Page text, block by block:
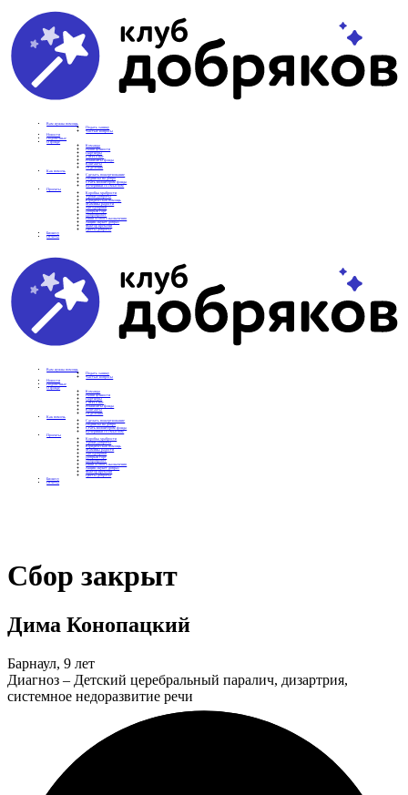
Вам нужна помощь
Подать заявку
Частые вопросы
Новости
Подопечные
О фонде
Команда
Наши ценности
Партнеры
СМИ о нас
Реквизиты фонда
Контакты
Отделения
Как помочь
Сделать пожертвование
Подписка на добро
Стать волонтером фонда
Вечеринки со смыслом
Проекты
Коробка храбрости
Уроки Доброты
Юридическая помощь
Мамины радости
Автодобряки
Добрый торт
Добропробег
Няни особого назначения
Акция «Букет добра»
Фактор времени
Цветы доброты
Бизнесу
Отчеты
Вам нужна помощь
Подать заявку
Частые вопросы
Новости
Подопечные
О фонде
Команда
Наши ценности
Партнеры
СМИ о нас
Реквизиты фонда
Контакты
Отделения
Как помочь
Сделать пожертвование
Подписка на добро
Стать волонтером фонда
Вечеринки со смыслом
Проекты
Коробка храбрости
Уроки Доброты
Юридическая помощь
Мамины радости
Автодобряки
Добрый торт
Добропробег
Няни особого назначения
Акция «Букет добра»
Фактор времени
Цветы доброты
Бизнесу
Отчеты
Сбор закрыт
Дима Конопацкий
Барнаул, 9 лет
Диагноз – Детский церебральный паралич, дизартрия,
системное недоразвитие речи